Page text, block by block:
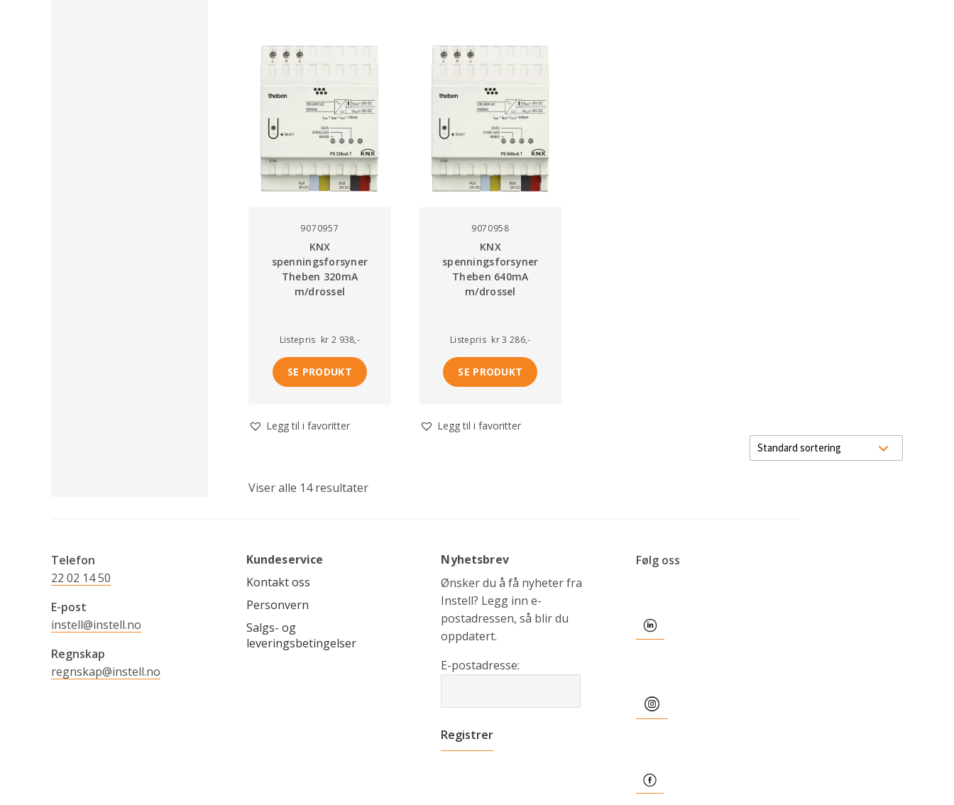
9070957
KNX
spenningsforsyner
Theben 320mA
m/drossel
Listepris kr 2 938,-
SE PRODUKT
Legg til i favoritter
9070958
KNX
spenningsforsyner
Theben 640mA
m/drossel
Listepris kr 3 286,-
SE PRODUKT
Legg til i favoritter
Viser alle 14 resultater
Telefon
22 02 14 50
E-post
instell@instell.no
Regnskap
regnskap@instell.no
Kundeservice
Kontakt oss
Personvern
Salgs- og
leveringsbetingelser
Nyhetsbrev
Ønsker du å få nyheter fra
Instell? Legg inn e-
postadressen, så blir du
oppdatert.
E-postadresse:
Følg oss